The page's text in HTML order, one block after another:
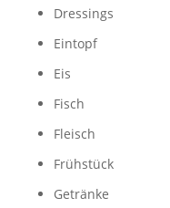
Dressings
Eintopf
Eis
Fisch
Fleisch
Frühstück
Getränke